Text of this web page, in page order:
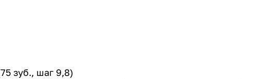
зуб., шаг 9,8)